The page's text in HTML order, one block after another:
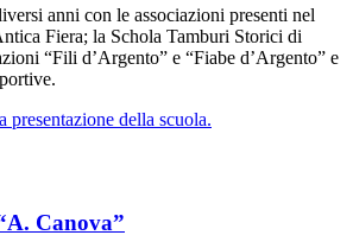
anni con le associazioni presenti nel
Fiera; la Schola Tamburi Storici di
“Fili d’Argento” e “Fiabe d’Argento” e
presentazione della scuola.
Canova”